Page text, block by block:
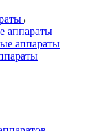
аппараты
аппараты